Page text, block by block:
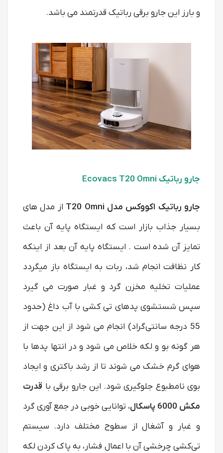
و بارز این جارو برقی رباتیک قدرتمند می باشد.
جارو رباتیک
جارو رباتیک اکووکس مدل T20 Omni
از مدل های
بسیار جذاب بازار است که ایستگاه پایه آن باعث
تمایز آن شده است . ایستگاه پایه آن بعد از اینکه
کار نظافت انجام شد، ربات به ایستگاه باز میگردد
عملیات تخلیه مخزن گرد و غبار صورت می گیرد
سپس شستشوی پدهای تی‌ کشی با آب داغ (حدود
55 درجه سانتی‌گراد) انجام می شود از این جهت از
هر گونه بو و لکه خلاص می شود و در انتها پدها با
هوای گرم خشک می شوند تا از رشد باکتری و ایجاد
بوی نامطبوع جلوگیری شود. این جارو برقی با قدرت
مکش 6000 پاسکال
، توانایی خوبی در جمع‌ آوری گرد
و غبار و آشغال از سطوح مختلف دارد. سیستم
تی‌کشی چرخشی آن با اعمال فشار، به پاک کردن لکه‌